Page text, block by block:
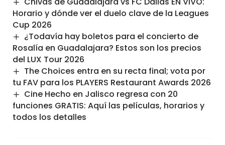
Horario y dónde ver el duelo clave de la Leagues
Cup 2026
¿Todavía hay boletos para el concierto de
Rosalía en Guadalajara? Estos son los precios
del LUX Tour 2026
The Choices entra en su recta final; vota por
tu FAV para los PLAYERS Restaurant Awards 2026
Cine Hecho en Jalisco regresa con 20
funciones GRATIS: Aquí las películas, horarios y
todos los detalles